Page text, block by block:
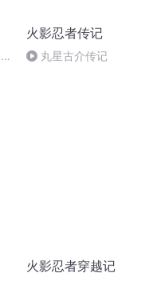
火影忍者传记
丸星古介传记
火影忍者穿越记